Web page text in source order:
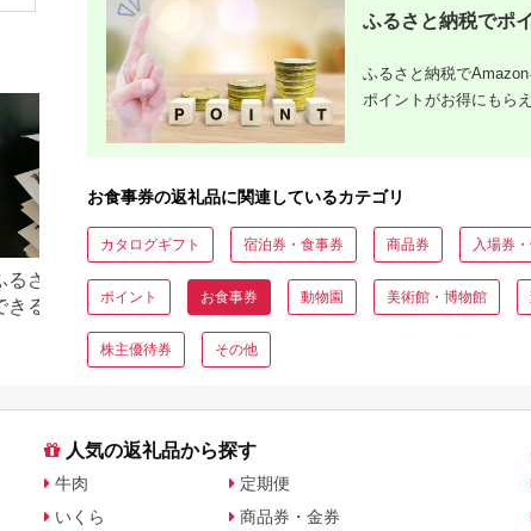
なぎ 食事券 ギフト券
観光 食事 ふるさと納
るさと納税で15万円寄付
きる年収は？家電などお
すすめ返礼品も
【2026年】ふるさと納税
100万円の寄付でもらえるお
すすめ返礼品！
ふるさと納税でポ
ふるさと納税で
ポイントがお得にもら
お食事券の返礼品に関連しているカテゴリ
カタログギフト 宿泊券・食事券 商品券 入場券
ポイント お食事券 動物園 美術館・博物館
株主優待券 その他
人気の返礼品から探す
牛肉
いくら
定期便
商品券・金券